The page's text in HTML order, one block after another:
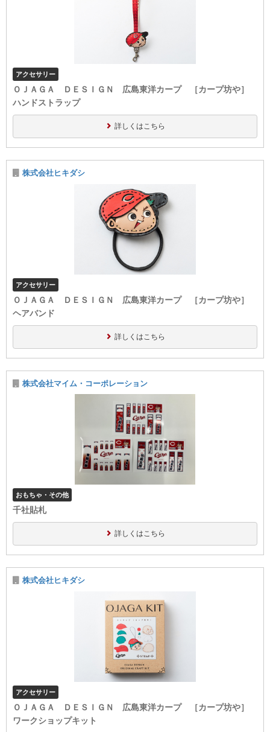
アクセサリー
ＯＪＡＧＡ ＤＥＳＩＧＮ 広島東洋カープ ［カープ坊や］
ハンドストラップ
詳しくはこちら
株式会社ヒキダシ
アクセサリー
ＯＪＡＧＡ ＤＥＳＩＧＮ 広島東洋カープ ［カープ坊や］
ヘアバンド
詳しくはこちら
株式会社マイム・コーポレーション
おもちゃ・その他
千社貼札
詳しくはこちら
株式会社ヒキダシ
アクセサリー
ＯＪＡＧＡ ＤＥＳＩＧＮ 広島東洋カープ ［カープ坊や］
ワークショップキット